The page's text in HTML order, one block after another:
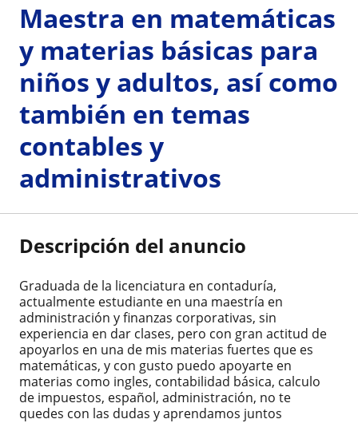
Maestra en matemáticas
y materias básicas para
niños y adultos, así como
también en temas
contables y
administrativos
Descripción del anuncio
Graduada de la licenciatura en contaduría,
actualmente estudiante en una maestría en
administración y finanzas corporativas, sin
experiencia en dar clases, pero con gran actitud de
apoyarlos en una de mis materias fuertes que es
matemáticas, y con gusto puedo apoyarte en
materias como ingles, contabilidad básica, calculo
de impuestos, español, administración, no te
quedes con las dudas y aprendamos juntos